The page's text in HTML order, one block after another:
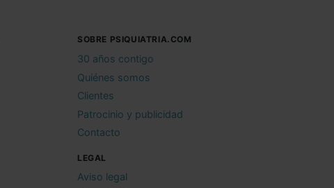
SOBRE PSIQUIATRIA.COM
30 años contigo
Quiénes somos
Clientes
Patrocinio y publicidad
Contacto
LEGAL
Aviso legal